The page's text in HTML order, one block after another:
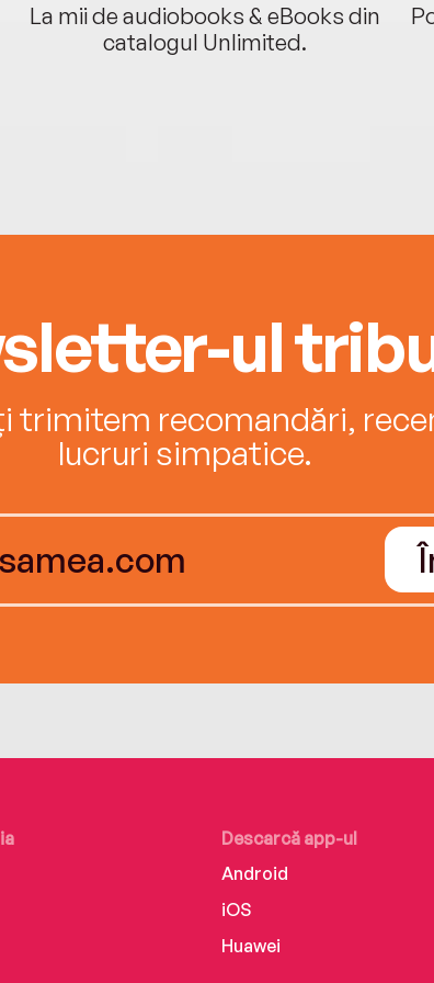
La mii de audiobooks & eBooks din
catalogul Unlimited.
ul
trimitem recomandări,
lucruri simpatice.
Descarcă app-ul
Android
iOS
Huawei